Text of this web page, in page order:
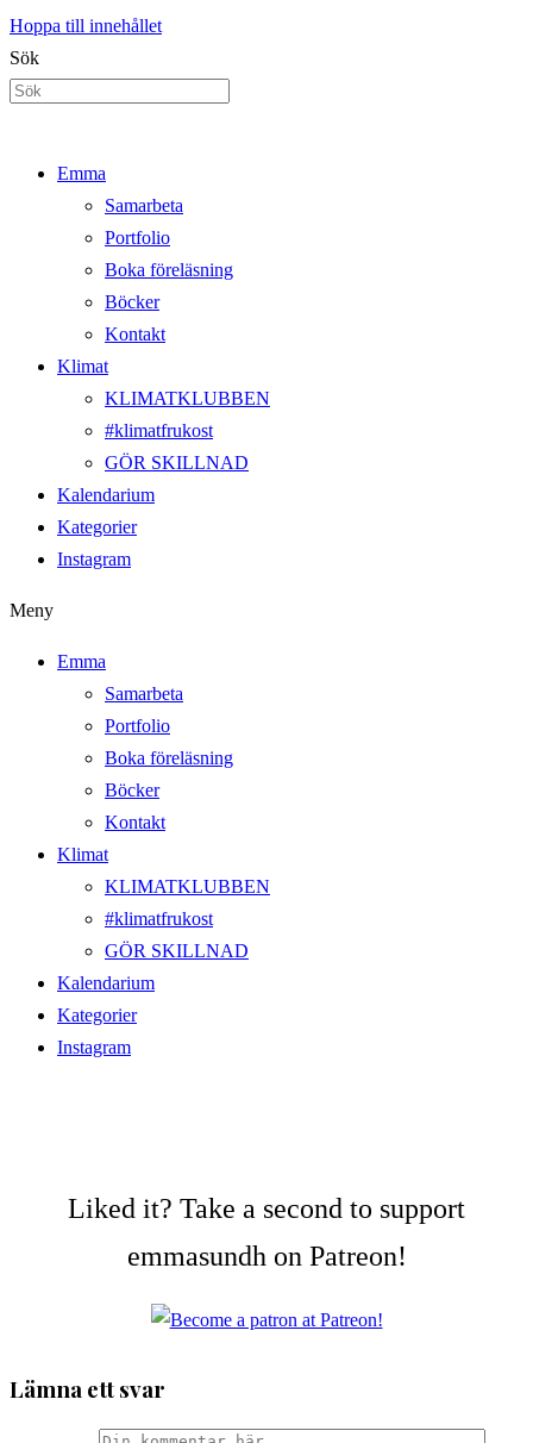
Hoppa till innehållet
Sök
Emma
Samarbeta
Portfolio
Boka föreläsning
Böcker
Kontakt
Klimat
KLIMATKLUBBEN
#klimatfrukost
GÖR SKILLNAD
Kalendarium
Kategorier
Instagram
Meny
Emma
Samarbeta
Portfolio
Boka föreläsning
Böcker
Kontakt
Klimat
KLIMATKLUBBEN
#klimatfrukost
GÖR SKILLNAD
Kalendarium
Kategorier
Instagram
Liked it? Take a second to support
emmasundh on Patreon!
Lämna ett svar